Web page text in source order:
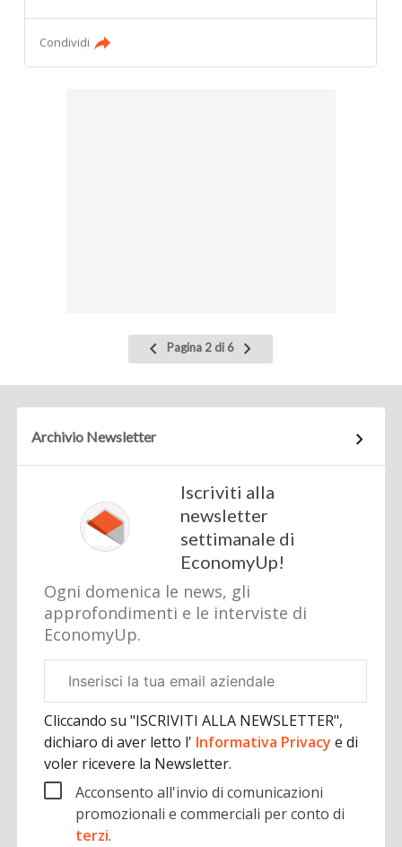
Condividi
Pagina
precedente
Pagina 2 di 6
Pagina
successiva
Archivio Newsletter
Iscriviti alla
newsletter
settimanale di
EconomyUp!
Ogni domenica le news, gli
approfondimenti e le interviste di
EconomyUp.
aziendale
Cliccando su "ISCRIVITI ALLA NEWSLETTER",
dichiaro di aver letto l' Informativa Privacye di
voler ricevere la Newsletter.
Acconsento all'invio di comunicazioni
promozionali e commerciali per conto di
terzi.